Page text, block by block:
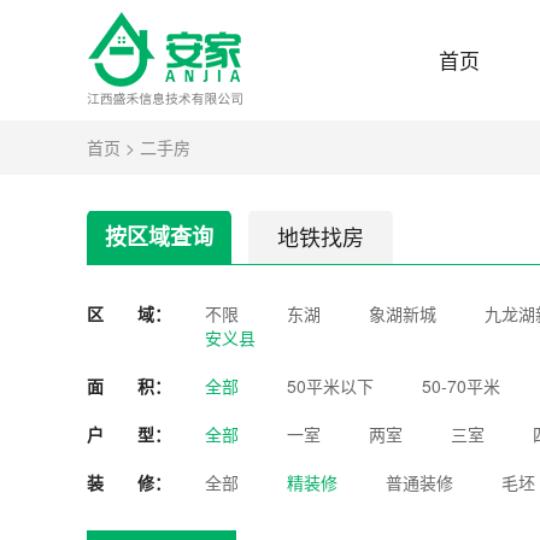
首页
首页 > 二手房
按区域查询 地铁找房
区 域： 不限 东湖 象湖新城 九龙
安义县
面 积：
全部 50平米以下 50-70平米
户 型：
全部 一室 两室 三室
装 修：
全部 精装修 普通装修 毛坯